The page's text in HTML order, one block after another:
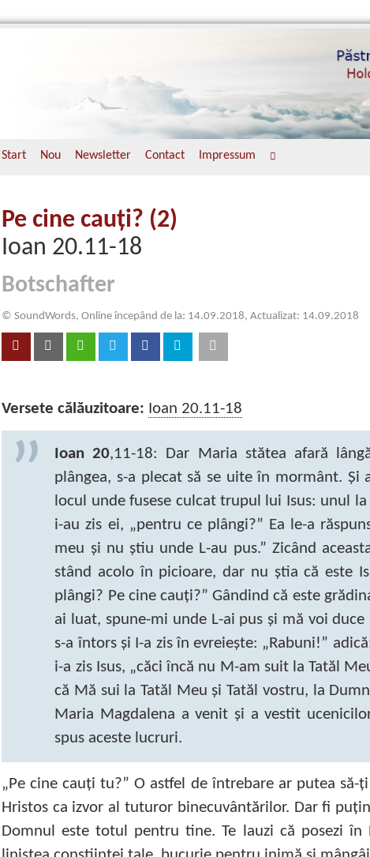
Start Nou Newsletter Contact Impressum
Pe cine cauţi? (2)
Ioan 20.11-18
Botschafter
© SoundWords, Online începând de la: 14.09.2018, Actualizat: 14.09.2018
Versete călăuzitoare: Ioan 20.11-18
Ioan 20,11-18: Dar Maria stătea afară
plângea, s-a plecat să se uite în mormânt.
locul unde fusese culcat trupul lui Isus: unul
i-au zis ei, „pentru ce plângi?” Ea le-a
meu şi nu ştiu unde L-au pus.” Zicând
stând acolo în picioare, dar nu ştia că este
plângi? Pe cine cauţi?” Gândind că este
ai luat, spune-mi unde L-ai pus şi mă voi duce
s-a întors şi I-a zis în evreieşte: „Rabuni!”
i-a zis Isus, „căci încă nu M-am suit la Tatăl
că Mă sui la Tatăl Meu şi Tatăl vostru, la
Maria Magdalena a venit şi a vestit
spus aceste lucruri.
„Pe cine cauţi tu?” O astfel de întrebare ar putea să-
Hristos ca izvor al tuturor binecuvântărilor. Dar fi
Domnul este totul pentru tine. Te lauzi că posezi